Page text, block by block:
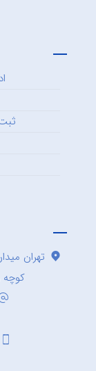
تهران
کوچه ولدی